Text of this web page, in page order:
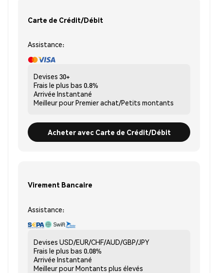
Carte de Crédit/Débit
Assistance:
Devises 30+
Frais le plus bas 0.8%
Arrivée Instantané
Meilleur pourPremier achat/Petits montants
Acheter avec Carte de Crédit/Débit
Virement Bancaire
Assistance:
Devises USD/EUR/CHF/AUD/GBP/JPY
Frais le plus bas 0.08%
Arrivée Instantané
Meilleur pourMontants plus élevés